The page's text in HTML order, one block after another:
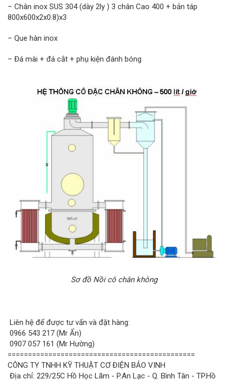
– Chân inox SUS 304 (dày 2ly ) 3 chân Cao 400 + bản táp
800x600x2x0.8)x3
– Que hàn inox
– Đá mài + đá cắt + phụ kiện đánh bóng
Sơ đồ Nồi cô chân không
Liên hệ để được tư vấn và đặt hàng:
0966 543 217 (Mr Ẩn)
0907 057 161 (Mr Hường)
==============================================
CÔNG TY TNHH KỸ THUẬT CƠ ĐIỆN BẢO VINH
Địa chỉ: 229/25C Hồ Học Lãm - P.An Lạc - Q. Bình Tân - TP.Hồ